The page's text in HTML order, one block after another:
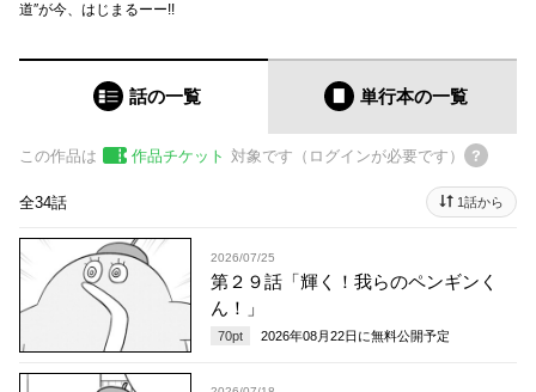
道″が今、はじまるーー!!
話の一覧 単行本の一覧
この作品は 作品チケット 対象です（ログインが必要です）
全34話 1話から
2026/07/25
第２９話「輝く！我らのペンギンく
ん！」
70pt 2026年08月22日 に無料公開予定